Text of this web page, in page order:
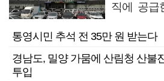
직에 공급
통영시민 추석 전 35만 원 받는다
경남도, 밀양 가뭄에 산림청 산불
투입